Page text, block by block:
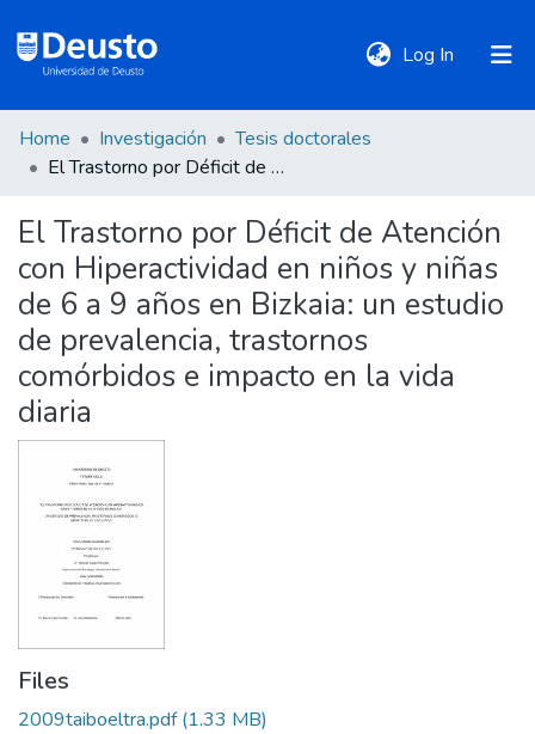
Log In (current)
DeustoTeka
Communities
&
Collections
All of DSpace
Policies
Home Investigación
Tesis doctorales
El Trastorno por Déficit de Atención con Hiperactividad en niños y niñas de 6 a 9 años en Bizkaia: un estudio de prevalencia, trastornos comórbidos e impacto en la vida diaria
El Trastorno por Déficit de Atención
con Hiperactividad en niños y niñas
de 6 a 9 años en Bizkaia: un estudio
de prevalencia, trastornos
comórbidos e impacto en la vida
diaria
Files
2009taiboeltra.pdf(1.33 MB)